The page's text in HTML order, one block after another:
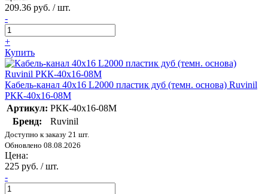
209.36 руб. / шт.
-
+
Купить
Кабель-канал 40х16 L2000 пластик дуб (темн. основа) Ruvinil
РКК-40х16-08М
Артикул: РКК-40х16-08М
Бренд:
Ruvinil
Доступно к заказу 21 шт.
Обновлено 08.08.2026
Цена:
225 руб. / шт.
-